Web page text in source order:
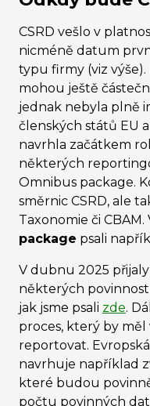
CSRD vešlo v
nicméně datum
typu firmy (viz výše).
mohou ještě
jednak nebyla plně
členských států EU
navrhla začátkem
některých
Omnibus package.
směrnic CSRD, ale
Taxonomie či CBAM.
package psali
V dubnu 2025
některých
jak jsme psali zde.
proces, který by
reportovat.
navrhuje například
které budou
počtu povinných